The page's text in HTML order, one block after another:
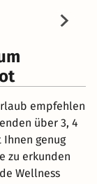
empfehlen
über 3, 4
Ihnen genug
zu erkunden
Wellness